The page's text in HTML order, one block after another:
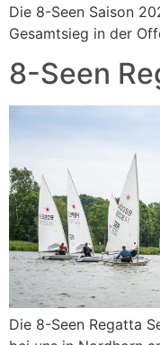
Die 8-Seen Saison
Gesamtsieg in der
8-Seen
Die 8-Seen Regatta